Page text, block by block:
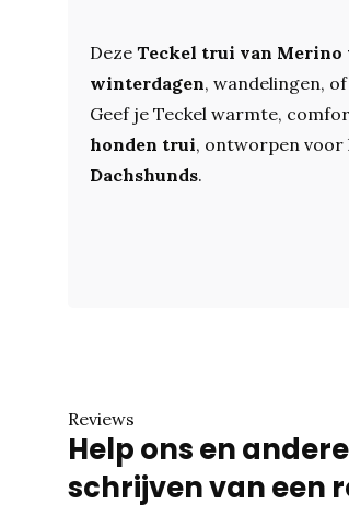
Deze Teckel trui van Merino
winterdagen, wandelingen,
Geef je Teckel warmte,
honden trui, ontworpen voor
Dachshunds.
Reviews
Help ons en
schrijven van een